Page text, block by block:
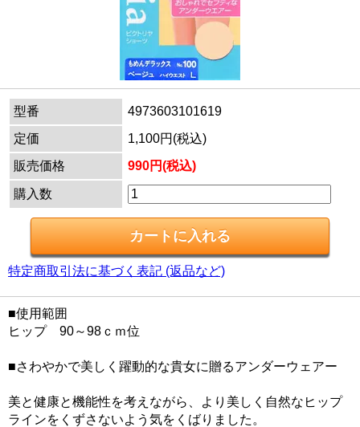
型番
4973603101619
定価
1,100円(税込)
販売価格
990円(税込)
購入数
特定商取引法に基づく表記 (返品など)
■使用範囲
ヒップ 90～98ｃｍ位
■さわやかで美しく躍動的な貴女に贈るアンダーウェアー
美と健康と機能性を考えながら、より美しく自然なヒップ
ラインをくずさないよう気をくばりました。